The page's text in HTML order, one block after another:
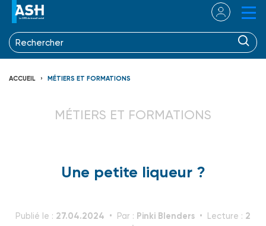
ACCUEIL MÉTIERS ET FORMATIONS
MÉTIERS ET FORMATIONS
Une petite liqueur ?
Publié le : 27.04.2024 Par : Pinki Blenders Lecture : 2